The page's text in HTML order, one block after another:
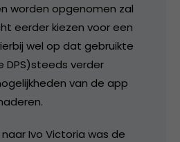
worden opgenomen zal
eerder kiezen voor een
wel op dat gebruikte
DPS)steeds verder
van de app
Ivo Victoria was de